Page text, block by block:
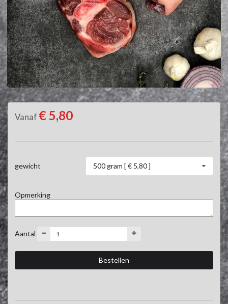
Vanaf € 5,80
gewicht 500 gram [ € 5,80 ]
Opmerking
Aantal